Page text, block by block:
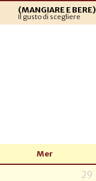
(MANGIARE E BERE)
Il gusto di scegliere
Mer
29